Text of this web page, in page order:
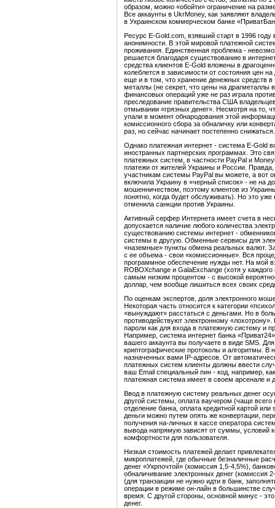
образом, можно «обойти» ограничение на
Все аккаунты в UkrMoney, как заявляют
в Украинском коммерческом банке
Ресурс E-Gold.com, взявший старт в 1996
анонимности. В этой мировой платежной
проживания. Единственная проблема -
решается благодаря существованию в
средства клиентов E-Gold вложены в
колеблется в зависимости от состояния цен
еще и в том, что хранение денежных средств в
металлы (не секрет, что цены на драгметаллы
финансовых операций уже не раз играла
преследование правительства США
отмывании «грязных денег». Несмотря на то,
упали в момент обнародования этой
комиссионного сбора за обналичку или
раз, но сейчас начинает постепенно снижаться.
Однако платежная интернет - система E-Gold
иностранных партнерских программах. Это
платежных систем, в частности PayPal и
платежи от жителей Украины и России.
участникам системы PayPal вы можете, а вот
включила Украину в «черный список» - не на
мошенничеством, поэтому клиентов из
понятно, когда будет обслуживать). Но это
отменила санкции против Украины.
Активный серфер Интернета имеет счета в
допускается наличие любого количества
существованию системы интернет -
системы в другую. Обменные сервисы для
«наземные» пункты обмена реальных валют.
с ее объема - свои «комиссионные». Вся
программное обеспечение нужды нет. На мой
ROBOXchange и GalaExchange (хотя у
самым низким процентом - с высокой
доллар, чем вообще лишиться всех своих
По оценкам экспертов, доля электронного
Некоторая часть относится к категории
«вынуждают» расстаться с деньгами. Но в
противодействуют электронному
пароли как для входа в платежную систему и
Например, система интернет банка
вашего аккаунта вы получаете в виде SMS.
криптографические протоколы и алгоритмы. В
назначенных вами IP-адресов. От
платежных систем клиенты должны ввести
ваш Email специальный пин - код, например,
платежная система имеет в своем арсенале и
Ввод в платежную систему реальных денег
другой системы, оплата ваучером (чаще всего
отделение банка, оплата кредитной картой
деньги можно путем опять же конвертации,
получения на-личных в кассе оператора
вывода напрямую зависят от суммы, условий
комфортности для пользователя.
Низкая стоимость платежей делает
микроплатежей, где обычные безналичные
денег «Укрпочтой» (комиссия 1,5-4,5%),
обналичивание электронных денег
(для транзакции не нужно идти в банк,
операции в режиме он-лайн в большинстве
время. С другой стороны, основной минус -
денег.